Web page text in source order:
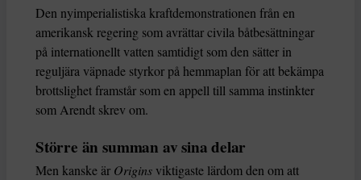
Den nyimperialistiska kraftdemonstrationen från en
amerikansk regering som avrättar civila båtbesättningar
på internationellt vatten samtidigt som den sätter in
reguljära väpnade styrkor på hemmaplan för att bekämpa
brottslighet framstår som en appell till samma instinkter
som Arendt skrev om.
Större än summan av sina delar
Men kanske är Origins viktigaste lärdom den om att